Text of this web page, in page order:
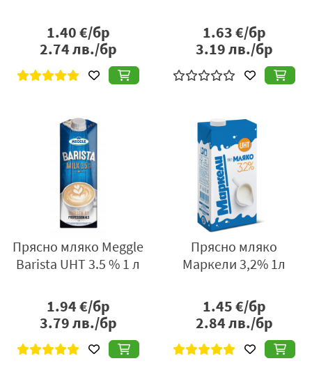
1.40€/бр
2.74лв./бр
1.63€/бр
3.19лв./бр
Прясно мляко Meggle
Barista UHT 3.5 % 1 л
1.94€/бр
3.79лв./бр
Прясно мляко
Маркели 3,2% 1л
1.45€/бр
2.84лв./бр